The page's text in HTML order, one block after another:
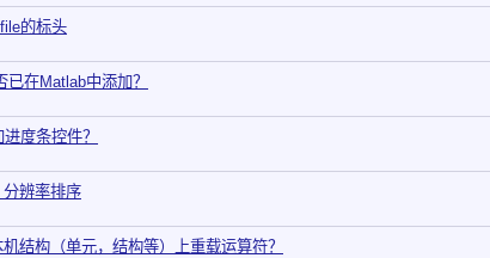
的标头
在Matlab中添加？
度条控件？
辨率排序
结构（单元，结构等）上重载运算符？